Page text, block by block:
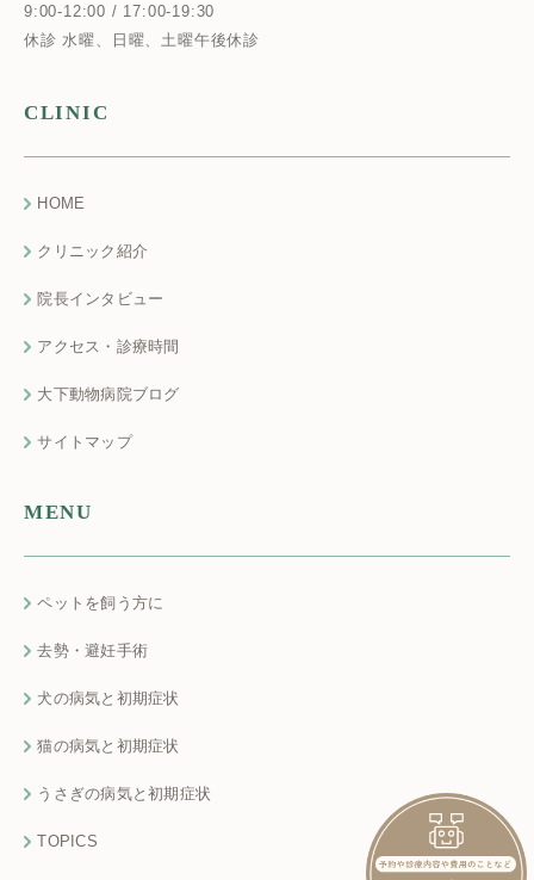
9:00-12:00 / 17:00-19:30
休診 水曜、日曜、土曜午後休診
CLINIC
HOME
クリニック紹介
院長インタビュー
アクセス・診療時間
大下動物病院ブログ
サイトマップ
MENU
ペットを飼う方に
去勢・避妊手術
犬の病気と初期症状
猫の病気と初期症状
うさぎの病気と初期症状
TOPICS